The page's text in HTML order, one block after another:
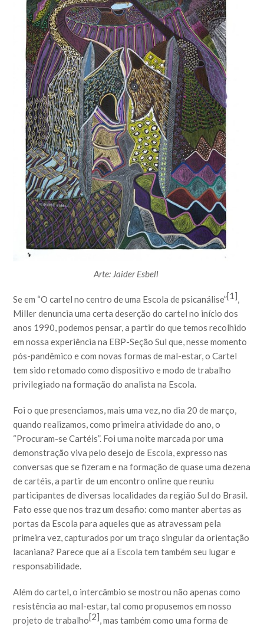
Arte: Jaider Esbell
Se em “O cartel no centro de uma Escola de psicanálise”[1],
Miller denuncia uma certa deserção do cartel no início dos
anos 1990, podemos pensar, a partir do que temos recolhido
em nossa experiência na EBP-Seção Sul que, nesse momento
pós-pandêmico e com novas formas de mal-estar, o Cartel
tem sido retomado como dispositivo e modo de trabalho
privilegiado na formação do analista na Escola.
Foi o que presenciamos, mais uma vez, no dia 20 de março,
quando realizamos, como primeira atividade do ano, o
“Procuram-se Cartéis”. Foi uma noite marcada por uma
demonstração viva pelo desejo de Escola, expresso nas
conversas que se fizeram e na formação de quase uma dezena
de cartéis, a partir de um encontro online que reuniu
participantes de diversas localidades da região Sul do Brasil.
Fato esse que nos traz um desafio: como manter abertas as
portas da Escola para aqueles que as atravessam pela
primeira vez, capturados por um traço singular da orientação
lacaniana? Parece que aí a Escola tem também seu lugar e
responsabilidade.
Além do cartel, o intercâmbio se mostrou não apenas como
resistência ao mal-estar, tal como propusemos em nosso
projeto de trabalho[2], mas também como uma forma de